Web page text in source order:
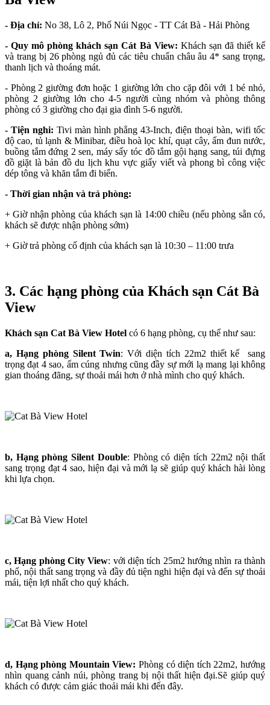
- Địa chỉ: No 38, Lô 2, Phố Núi Ngọc - TT Cát Bà - Hải Phòng
- Quy mô phòng khách sạn Cát Bà View: Khách sạn đã thiết kế
và trang bị 26 phòng ngủ đủ các tiêu chuẩn châu âu 4* sang trọng,
thanh lịch và thoáng mát.
- Phòng 2 giường đơn hoặc 1 giường lớn cho cặp đôi với 1 bé nhỏ,
phòng 2 giường lớn cho 4-5 người cùng nhóm và phòng thông
phòng có 3 giường cho đại gia đình 5-6 người.
- Tiện nghi: Tivi màn hình phẳng 43-Inch, điện thoại bàn, wifi tốc
độ cao, tủ lạnh & Minibar, điều hoà lọc khí, quạt cây, ấm đun nước,
buồng tắm đứng 2 sen, máy sấy tóc đồ tắm gội hạng sang, túi đựng
đồ giặt là bản đồ du lịch khu vực giấy viết và phong bì công việc
dép tông và khăn tắm đi biển.
- Thời gian nhận và trả phòng:
+ Giờ nhận phòng của khách sạn là 14:00 chiều (nếu phòng sẵn có,
khách sẽ được nhận phòng sớm)
+ Giờ trả phòng cố định của khách sạn là 10:30 – 11:00 trưa
3. Các hạng phòng của Khách sạn Cát Bà
View
Khách sạn Cat Bà View Hotel có 6 hạng phòng, cụ thể như sau:
a, Hạng phòng Silent Twin: Với diện tích 22m2 thiết kế sang
trọng đạt 4 sao, ấm cúng nhưng cũng đầy sự mới lạ mang lại không
gian thoáng đãng, sự thoải mái hơn ở nhà mình cho quý khách.
b, Hạng phòng Silent Double: Phòng có diện tích 22m2 nội thất
sang trọng đạt 4 sao, hiện đại và mới lạ sẽ giúp quý khách hài lòng
khi lựa chọn.
c, Hạng phòng City View: với diện tích 25m2 hướng nhìn ra thành
phố, nội thất sang trọng và đầy đủ tiện nghi hiện đại và đến sự thoải
mái, tiện lợi nhất cho quý khách.
d, Hạng phòng MountainView:Phòng có diện tích 22m2, hướng
nhìn quang cảnh núi, phòng trang bị nội thất hiện đại.Sẽ giúp quý
khách có được cảm giác thoải mái khi đến đây.